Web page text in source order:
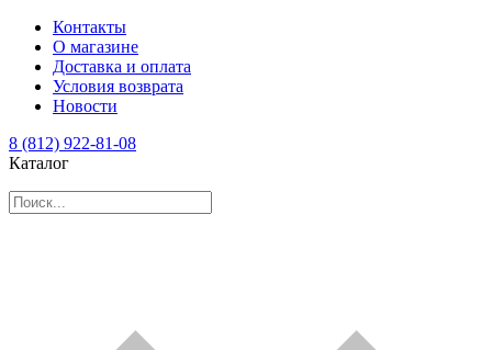
Контакты
О магазине
Доставка и оплата
Условия возврата
Новости
8 (812) 922-81-08
Каталог